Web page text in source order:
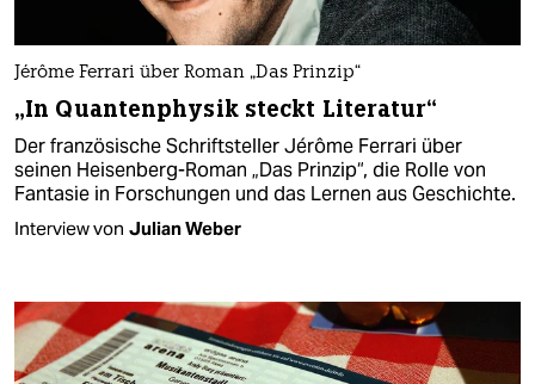
Jérôme Ferrari über Roman „Das Prinzip“
„In Quantenphysik steckt Literatur“
Der französische Schriftsteller Jérôme Ferrari über
seinen Heisenberg-Roman „Das Prinzip“, die Rolle von
Fantasie in Forschungen und das Lernen aus Geschichte.
Interview von Julian Weber